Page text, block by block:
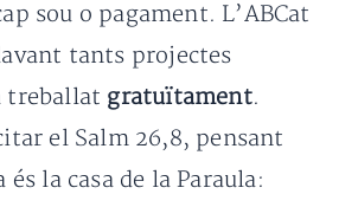
sou o pagament. L’ABCat
tants projectes
treballat gratuïtament.
el Salm 26,8, pensant
és la casa de la Paraula: